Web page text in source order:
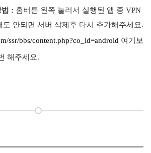
법 : 홈버튼 왼쪽 눌러서 실행된 앱 중 VPN
도 안되면 서버 삭제후 다시 추가해주세요.)
ssr/bbs/content.php?co_id=android 여기보
해주세요.